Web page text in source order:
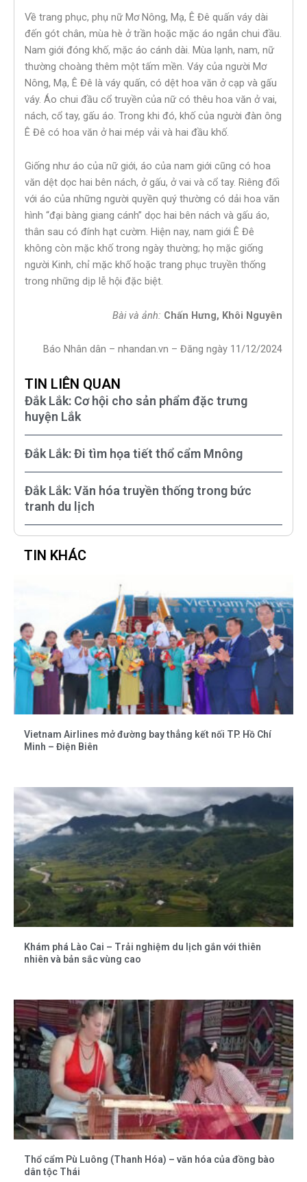
Về trang phục, phụ nữ Mơ Nông, Mạ, Ê Đê quấn váy dài
đến gót chân, mùa hè ở trần hoặc mặc áo ngắn chui đầu.
Nam giới đóng khố, mặc áo cánh dài. Mùa lạnh, nam, nữ
thường choàng thêm một tấm mền. Váy của người Mơ
Nông, Mạ, Ê Đê là váy quấn, có dệt hoa văn ở cạp và gấu
váy. Áo chui đầu cổ truyền của nữ có thêu hoa văn ở vai,
nách, cổ tay, gấu áo. Trong khi đó, khố của người đàn ông
Ê Đê có hoa văn ở hai mép vải và hai đầu khố.
Giống như áo của nữ giới, áo của nam giới cũng có hoa
văn dệt dọc hai bên nách, ở gấu, ở vai và cổ tay. Riêng đối
với áo của những người quyền quý thường có dải hoa văn
hình “đại bàng giang cánh” dọc hai bên nách và gấu áo,
thân sau có đính hạt cườm. Hiện nay, nam giới Ê Đê
không còn mặc khố trong ngày thường; họ mặc giống
người Kinh, chỉ mặc khố hoặc trang phục truyền thống
trong những dịp lễ hội đặc biệt.
Bài và ảnh: Chấn Hưng, Khôi Nguyên
Báo Nhân dân – nhandan.vn – Đăng ngày 11/12/2024
TIN LIÊN QUAN
Đắk Lắk: Cơ hội cho sản phẩm đặc trưng
huyện Lắk
Đắk Lắk: Đi tìm họa tiết thổ cẩm Mnông
Đắk Lắk: Văn hóa truyền thống trong bức
tranh du lịch
TIN KHÁC
Vietnam Airlines mở đường bay thẳng kết nối TP. Hồ Chí
Minh – Điện Biên
Khám phá Lào Cai – Trải nghiệm du lịch gắn với thiên
nhiên và bản sắc vùng cao
Thổ cẩm Pù Luông (Thanh Hóa) – văn hóa của đồng bào
dân tộc Thái